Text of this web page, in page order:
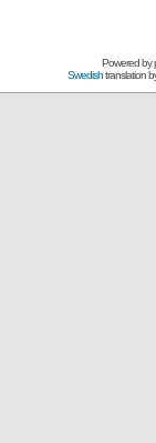
Powered by
Swedishtranslation